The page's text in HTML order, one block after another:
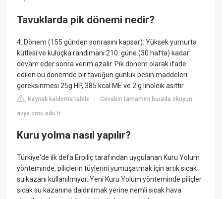
Tavuklarda pik dönemi nedir?
4. Dönem (155 günden sonrasını kapsar): Yüksek yumurta
kütlesi ve kuluçka randımanı 210. güne (30 hafta) kadar
devam eder sonra verim azalır. Pik dönem olarak ifade
edilen bu dönemde bir tavuğun günlük besin maddeleri
gereksinmesi 25g HP, 385 kcal ME ve 2 g linoleik asittir.
Kaynak kaldırma talebi |Cevabın tamamını burada okuyun:
avys.omu.edu.tr
Kuru yolma nasıl yapılır?
Türkiye'de ilk defa Erpiliç tarafından uygulanan Kuru Yolum
yönteminde, piliçlerin tüylerini yumuşatmak için artık sıcak
su kazanı kullanılmıyor. Yeni Kuru Yolum yönteminde piliçler
sıcak su kazanına daldırılmak yerine nemli sıcak hava